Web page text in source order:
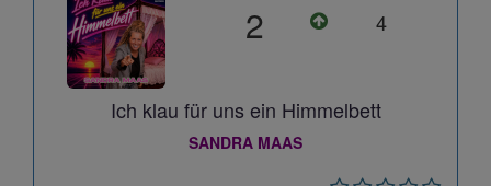
2 4
Ich klau für uns ein Himmelbett
SANDRA MAAS